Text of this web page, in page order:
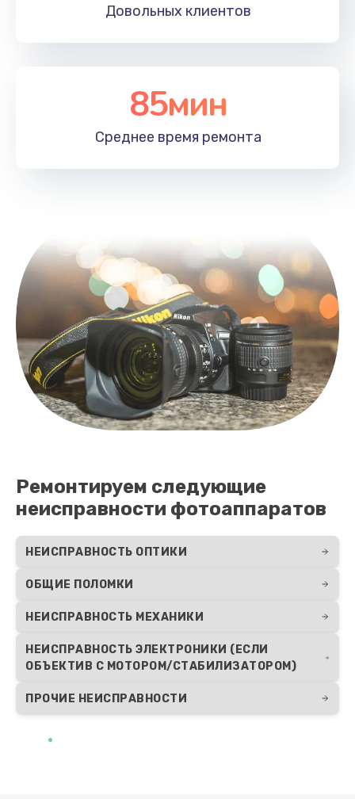
Довольных клиентов
85мин
Среднее время ремонта
Ремонтируем следующие
неисправности фотоаппаратов
НЕИСПРАВНОСТЬ ОПТИКИ
ОБЩИЕ ПОЛОМКИ
НЕИСПРАВНОСТЬ МЕХАНИКИ
НЕИСПРАВНОСТЬ ЭЛЕКТРОНИКИ (ЕСЛИ
ОБЪЕКТИВ С МОТОРОМ/СТАБИЛИЗАТОРОМ)
ПРОЧИЕ НЕИСПРАВНОСТИ